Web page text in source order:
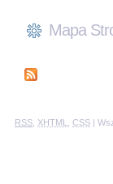
Mapa
RSS XHTML CSS |